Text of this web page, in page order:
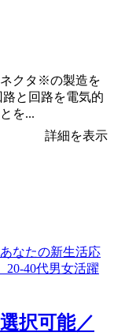
クタ※の製造を
と回路を電気的
を...
詳細を表示
択可能／